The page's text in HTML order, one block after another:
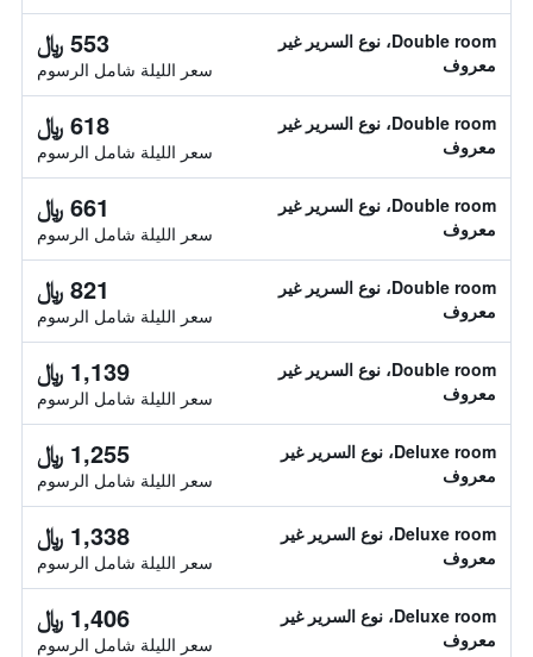
Double room، نوع السرير غير
معروف
553 ﷼
سعر الليلة شامل الرسوم
Double room، نوع السرير غير
معروف
618 ﷼
سعر الليلة شامل الرسوم
Double room، نوع السرير غير
معروف
661 ﷼
سعر الليلة شامل الرسوم
Double room، نوع السرير غير
معروف
821 ﷼
سعر الليلة شامل الرسوم
Double room، نوع السرير غير
معروف
1,139 ﷼
سعر الليلة شامل الرسوم
Deluxe room، نوع السرير غير
معروف
1,255 ﷼
سعر الليلة شامل الرسوم
Deluxe room، نوع السرير غير
معروف
1,338 ﷼
سعر الليلة شامل الرسوم
Deluxe room، نوع السرير غير
معروف
1,406 ﷼
سعر الليلة شامل الرسوم